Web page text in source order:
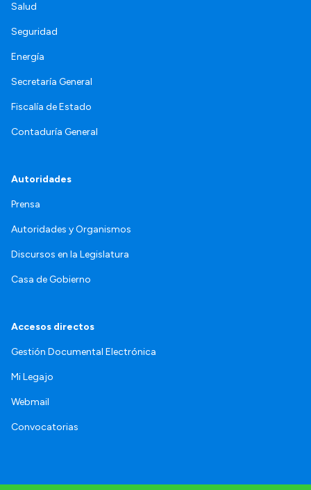
Salud
Seguridad
Energía
Secretaría General
Fiscalía de Estado
Contaduría General
Autoridades
Prensa
Autoridades y Organismos
Discursos en la Legislatura
Casa de Gobierno
Accesos directos
Gestión Documental Electrónica
Mi Legajo
Webmail
Convocatorias